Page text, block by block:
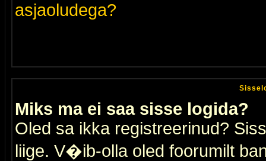
asjaoludega?
Miks ma ei saa sisse logida?
Oled sa ikka registreerinud?
liige. V�ib-olla oled foorumilt